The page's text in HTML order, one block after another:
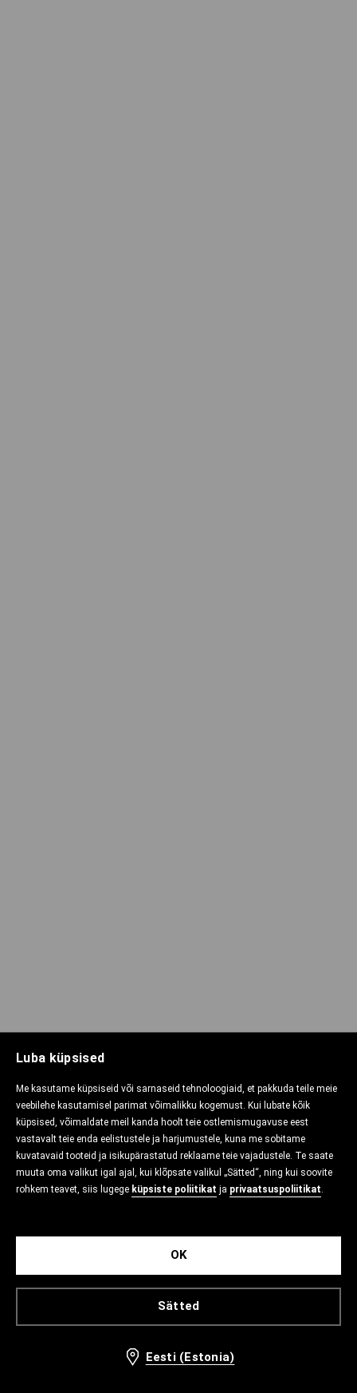
Luba küpsised
Me kasutame küpsiseid või sarnaseid tehnoloogiaid, et pakkuda teile meie
veebilehe kasutamisel parimat võimalikku kogemust. Kui lubate kõik
küpsised, võimaldate meil kanda hoolt teie ostlemismugavuse eest
vastavalt teie enda eelistustele ja harjumustele, kuna me sobitame
kuvatavaid tooteid ja isikupärastatud reklaame teie vajadustele. Te saate
muuta oma valikut igal ajal, kui klõpsate valikul „Sätted“, ning kui soovite
rohkem teavet, siis lugege küpsiste poliitikat ja privaatsuspoliitikat.
Sätted
OK
Eesti (Estonia)